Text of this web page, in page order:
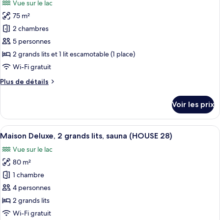
(HOUSE
13)
Maison
Deluxe,
4
chambres,
patio
(HOUSE
13)
les
photos
pour
ce
type
de
chambre :
Maison
chambres,
cheminée
(HOUSE
12)
Vue sur le lac
75 m²
2 chambres
5 personnes
2 grands lits et 1 lit escamotable (1 place)
Wi-Fi gratuit
Plus de détails
Plus
le
type
de
Maison
Deluxe,
2
chambres,
cheminée
(HOUSE
12)
Voir les prix
Afficher
toutes
les
photos
pour
ce
type
de
Un lit bien fait, avec une couverture
9
Maison Deluxe, 2 grands lits, sauna (HOUSE 28)
Vue sur le lac
80 m²
1 chambre
4 personnes
2 grands lits
Wi-Fi gratuit